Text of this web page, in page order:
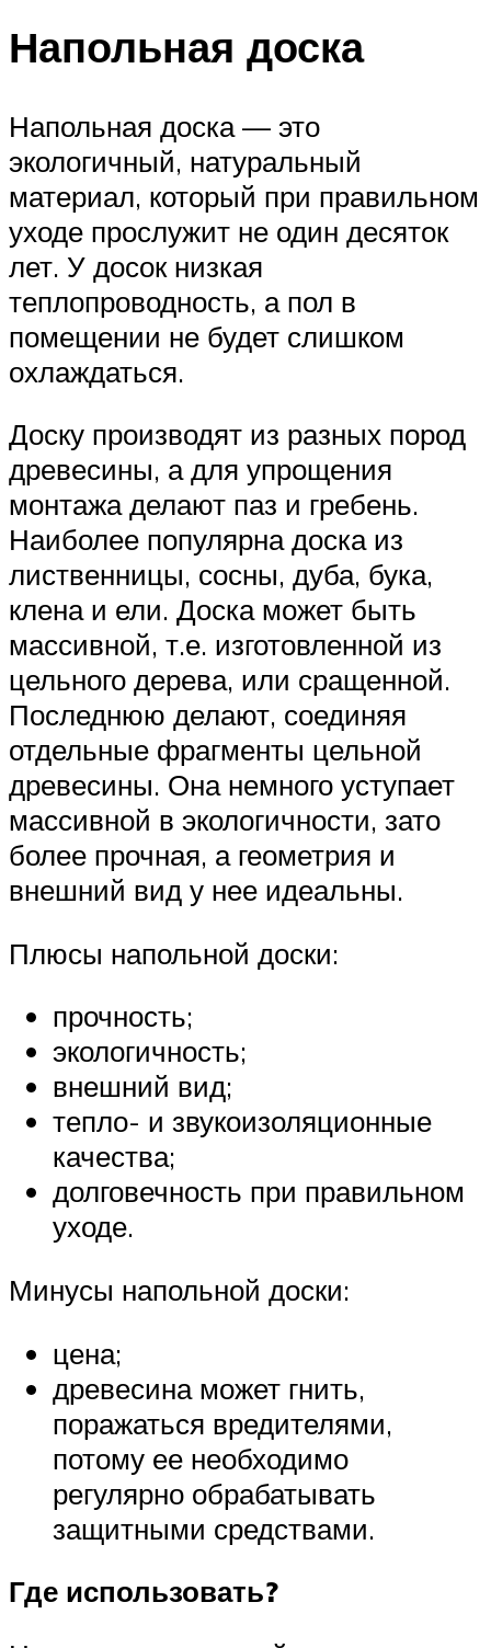
Напольная доска
Напольная доска — это
экологичный, натуральный
материал, который при правильном
уходе прослужит не один десяток
лет. У досок низкая
теплопроводность, а пол в
помещении не будет слишком
охлаждаться.
Доску производят из разных пород
древесины, а для упрощения
монтажа делают паз и гребень.
Наиболее популярна доска из
лиственницы, сосны, дуба, бука,
клена и ели. Доска может быть
массивной, т.е. изготовленной из
цельного дерева, или сращенной.
Последнюю делают, соединяя
отдельные фрагменты цельной
древесины. Она немного уступает
массивной в экологичности, зато
более прочная, а геометрия и
внешний вид у нее идеальны.
Плюсы напольной доски:
прочность;
экологичность;
внешний вид;
тепло- и звукоизоляционные
качества;
долговечность при правильном
уходе.
Минусы напольной доски:
цена;
древесина может гнить,
поражаться вредителями,
потому ее необходимо
регулярно обрабатывать
защитными средствами.
Где использовать?